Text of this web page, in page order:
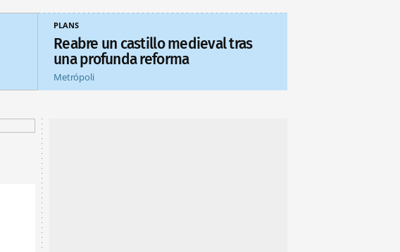
PLANS
Reabre un castillo medieval tras
una profunda reforma
Metrópoli